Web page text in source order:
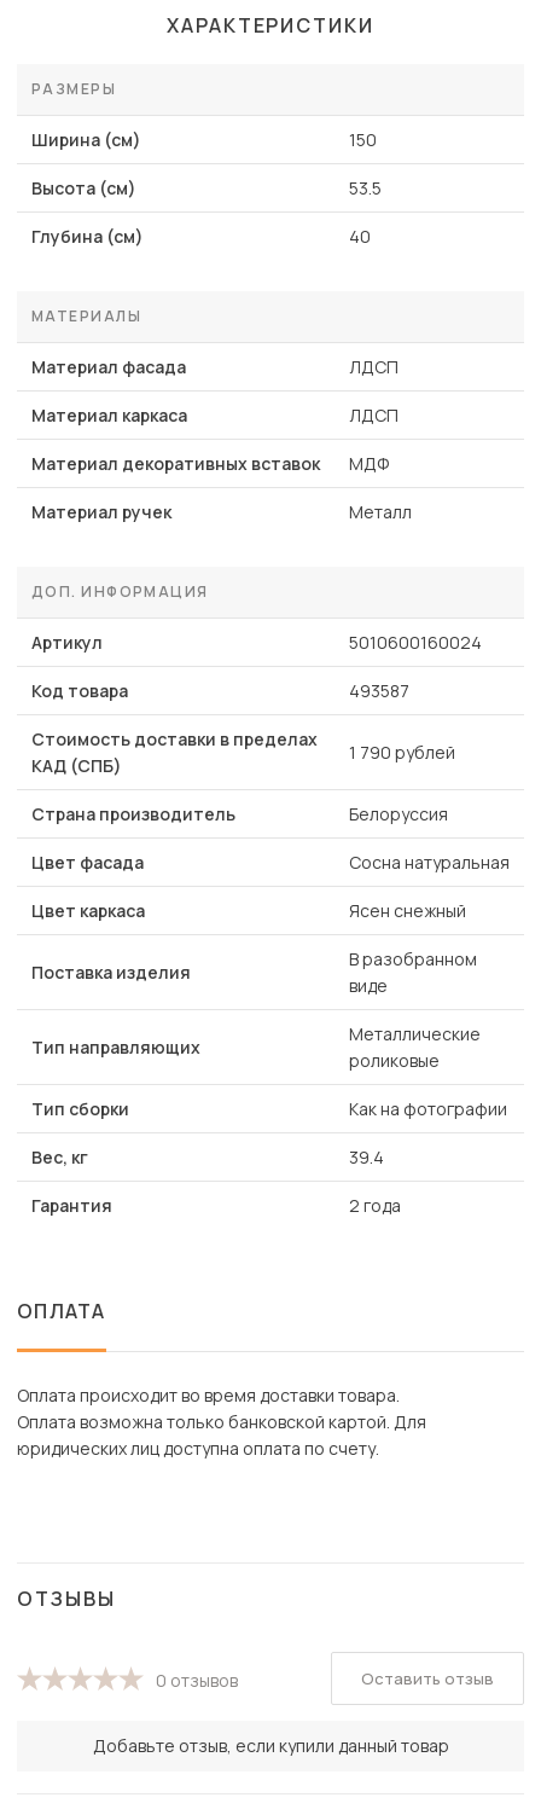
ХАРАКТЕРИСТИКИ
РАЗМЕРЫ
Ширина (см) 150
Высота (см) 53.5
Глубина (см) 40
МАТЕРИАЛЫ
Материал фасада ЛДСП
Материал каркаса ЛДСП
Материал декоративных вставок МДФ
Материал ручек Металл
ДОП. ИНФОРМАЦИЯ
Артикул 5010600160024
Код товара 493587
Стоимость доставки в пределах
КАД (СПБ)
1 790 рублей
Страна производитель Белоруссия
Цвет фасада Сосна натуральная
Цвет каркаса Ясен снежный
Поставка изделия
В разобранном
виде
Тип направляющих
Металлические
роликовые
Тип сборки Как на фотографии
Вес, кг 39.4
Гарантия 2 года
ОПЛАТА
Оплата происходит во время доставки товара.
Оплата возможна только банковской картой. Для
юридических лиц доступна оплата по счету.
ОТЗЫВЫ
0 отзывов
Добавьте отзыв, если купили данный товар
Оставить отзыв